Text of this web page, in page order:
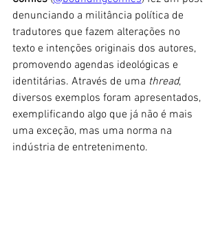
denunciando a militância política de
tradutores que fazem alterações no
texto e intenções originais dos autores,
promovendo agendas ideológicas e
identitárias. Através de uma thread,
diversos exemplos foram apresentados,
exemplificando algo que já não é mais
uma exceção, mas uma norma na
indústria de entretenimento.